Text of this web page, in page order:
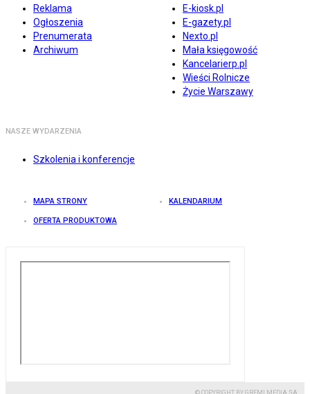
Reklama
Ogłoszenia
Prenumerata
Archiwum
E-kiosk.pl
E-gazety.pl
Nexto.pl
Mała księgowość
Kancelarierp.pl
Wieści Rolnicze
Życie Warszawy
NASZE WYDARZENIA
Szkolenia i konferencje
MAPA STRONY KALENDARIUM
OFERTA PRODUKTOWA